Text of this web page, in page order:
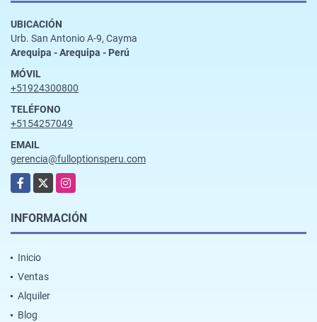
UBICACIÓN
Urb. San Antonio A-9, Cayma
Arequipa - Arequipa - Perú
MÓVIL
+51924300800
TELÉFONO
+5154257049
EMAIL
gerencia@fulloptionsperu.com
Facebook
X Instagram
INFORMACIÓN
Inicio
Ventas
Alquiler
Blog